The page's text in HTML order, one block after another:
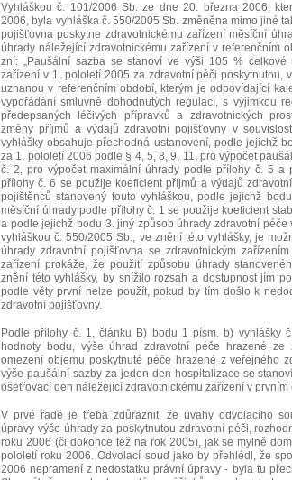
Vyhláškou č. 101/2006 Sb. ze dne 20. března 2006,
2006, byla vyhláška č. 550/2005 Sb. změněna mimo jiné
pojišťovna poskytne zdravotnickému zařízení měsíční
úhrady náležející zdravotnickému zařízení v referenčním
zní: „Paušální sazba se stanoví ve výši 105 % celkové
zařízení v 1. pololetí 2005 za zdravotní péči poskytnutou,
uznanou v referenčním období, kterým je odpovídající
vypořádání smluvně dohodnutých regulací, s výjimkou
předepsaných léčivých přípravků a zdravotnických
změny příjmů a výdajů zdravotní pojišťovny v
vyhlášky obsahuje přechodná ustanovení, podle jejichž
za 1. pololetí 2006 podle § 4, 5, 8, 9, 11, pro výpočet
č. 2, pro výpočet maximální úhrady podle přílohy č. 5 a
přílohy č. 6 se použije koeficient příjmů a výdajů
pojištěnců stanovený touto vyhláškou, podle jejichž
měsíční úhrady podle přílohy č. 1 se použije koeficient
a podle jejichž bodu 3. jiný způsob úhrady zdravotní
vyhláškou č. 550/2005 Sb., ve znění této vyhlášky, je
úhrady zdravotní pojišťovna se zdravotnickým
zařízení prokáže, že použití způsobu úhrady
znění této vyhlášky, by snížilo rozsah a dostupnost jím
podle věty první nelze použít, pokud by tím došlo k
zdravotní pojišťovny.
Podle přílohy č. 1, článku B) bodu 1 písm. b) vyhlášky
hodnoty bodu, výše úhrad zdravotní péče hrazené ze
omezení objemu poskytnuté péče hrazené z veřejného
výše paušální sazby za jeden den hospitalizace se
ošetřovací den náležející zdravotnickému zařízení v prvním
V prvé řadě je třeba zdůraznit, že úvahy odvolacího
úpravy výše úhrady za poskytnutou zdravotní péči,
roku 2006 (či dokonce též na rok 2005), jak se mylně
pololetí roku 2006. Odvolací soud jako by přehlédl, že
2006 nepramení z nedostatku právní úpravy - byla tu